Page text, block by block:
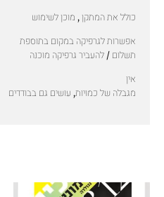
כולל את המתקן , מוכן לשימוש
אפשרות לגרפיקה במקום בתוספת
תשלום / להעביר גרפיקה מוכנה
אין
מגבלה של כמויות, עושים גם בבודדים